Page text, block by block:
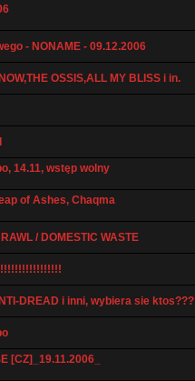
- NONAME - 09.12.2006
OSSIS,ALL MY BLISS i in.
14.11, wstęp wolny
of Ashes, Chaqma
/ DOMESTIC WASTE
DREAD i inni, wybiera sie ktos???
[CZ]_19.11.2006_